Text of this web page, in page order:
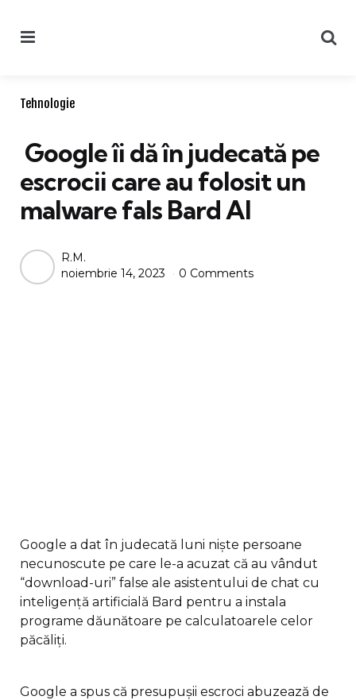
Categories
Tehnologie
Google îi dă în judecată pe
escrocii care au folosit un
malware fals Bard AI
Posted
by
R.M.
noiembrie 14, 2023
0 Comments
Google a dat în judecată luni niște persoane
necunoscute pe care le-a acuzat că au vândut
“download-uri” false ale asistentului de chat cu
inteligență artificială Bard pentru a instala
programe dăunătoare pe calculatoarele celor
păcăliți.
Google a spus că presupușii escroci abuzează de